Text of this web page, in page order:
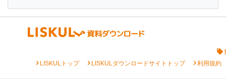
chevron_rightLISKULトップ chevron_rightLISKULダウンロードサイトトップ chevron_right利用規約